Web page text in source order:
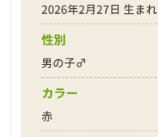
2026年2月27日 生まれ
性別
男の子♂
カラー
赤